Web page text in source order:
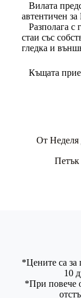
Вилата
автентичен
Разполага с
стаи със
гледка и
Къщата
От Неделя
*Цените са за
10
*При повече